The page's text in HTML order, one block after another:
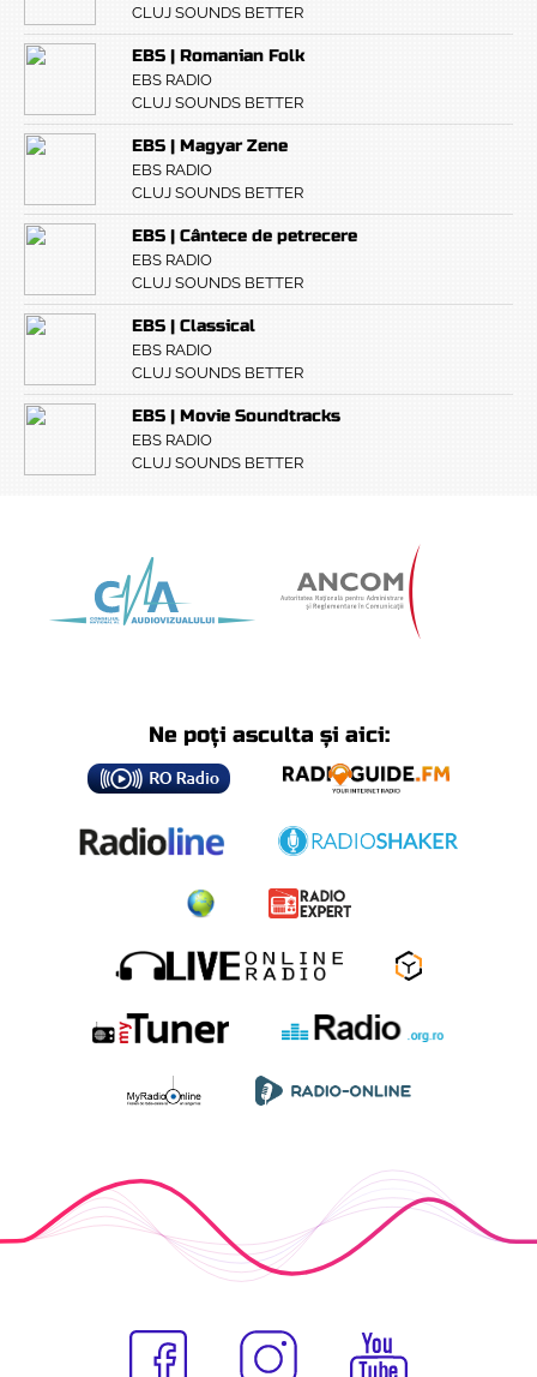
CLUJ SOUNDS BETTER
EBS | Romanian Folk
EBS RADIO
CLUJ SOUNDS BETTER
EBS | Magyar Zene
EBS RADIO
CLUJ SOUNDS BETTER
EBS | Cântece de petrecere
EBS RADIO
CLUJ SOUNDS BETTER
EBS | Classical
EBS RADIO
CLUJ SOUNDS BETTER
EBS | Movie Soundtracks
EBS RADIO
CLUJ SOUNDS BETTER
Ne poți asculta și aici: